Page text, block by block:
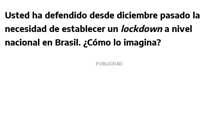
Usted ha defendido desde diciembre pasado la
necesidad de establecer un lockdowna nivel
nacional en Brasil. ¿Cómo lo imagina?